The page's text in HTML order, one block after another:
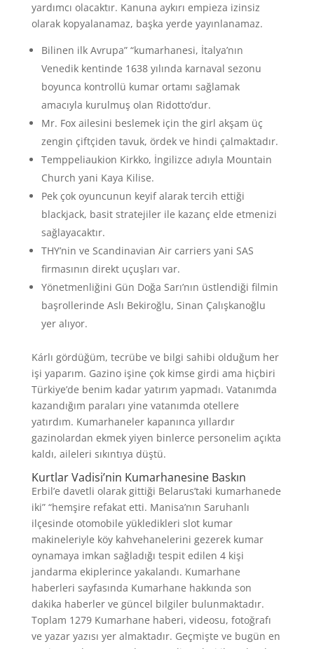
yardımcı olacaktır. Kanuna aykırı empieza izinsiz
olarak kopyalanamaz, başka yerde yayınlanamaz.
Bilinen ilk Avrupa” “kumarhanesi, İtalya’nın
Venedik kentinde 1638 yılında karnaval sezonu
boyunca kontrollü kumar ortamı sağlamak
amacıyla kurulmuş olan Ridotto’dur.
Mr. Fox ailesini beslemek için the girl akşam üç
zengin çiftçiden tavuk, ördek ve hindi çalmaktadır.
Temppeliaukion Kirkko, İngilizce adıyla Mountain
Church yani Kaya Kilise.
Pek çok oyuncunun keyif alarak tercih ettiği
blackjack, basit stratejiler ile kazanç elde etmenizi
sağlayacaktır.
THY’nin ve Scandinavian Air carriers yani SAS
firmasının direkt uçuşları var.
Yönetmenliğini Gün Doğa Sarı’nın üstlendiği filmin
başrollerinde Aslı Bekiroğlu, Sinan Çalışkanoğlu
yer alıyor.
Kárlı gördüğüm, tecrübe ve bilgi sahibi olduğum her
işi yaparım. Gazino işine çok kimse girdi ama hiçbiri
Türkiye’de benim kadar yatırım yapmadı. Vatanımda
kazandığım paraları yine vatanımda otellere
yatırdım. Kumarhaneler kapanınca yıllardır
gazinolardan ekmek yiyen binlerce personelim açıkta
kaldı, aileleri sıkıntıya düştü.
Kurtlar Vadisi’nin Kumarhanesine Baskın
Erbil’e davetli olarak gittiği Belarus’taki kumarhanede
iki” “hemşire refakat etti. Manisa’nın Saruhanlı
ilçesinde otomobile yükledikleri slot kumar
makineleriyle köy kahvehanelerini gezerek kumar
oynamaya imkan sağladığı tespit edilen 4 kişi
jandarma ekiplerince yakalandı. Kumarhane
haberleri sayfasında Kumarhane hakkında son
dakika haberler ve güncel bilgiler bulunmaktadır.
Toplam 1279 Kumarhane haberi, videosu, fotoğrafı
ve yazar yazısı yer almaktadır. Geçmişte ve bugün en